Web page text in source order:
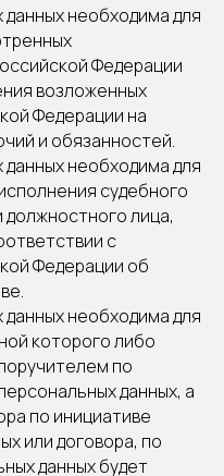
необходима для
Федерации
возложенных
Федерации на
и обязанностей.
необходима для
судебного
должностного лица,
с
Федерации об
необходима для
которого либо
по
данных, а
по инициативе
или договора, по
данных будет